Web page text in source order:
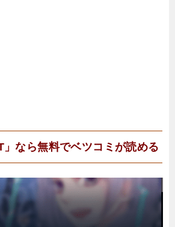
なら無料でベツコミが読める